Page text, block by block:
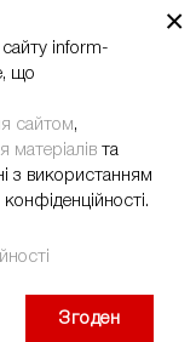
×
inform-
що
сайтом,
матеріалів та
з використанням
Згоден